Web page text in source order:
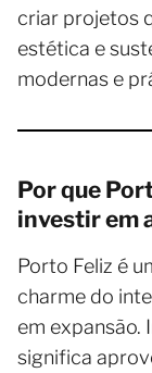
criar projetos
estética e
modernas e
Por que
investir em
Porto Feliz é
charme do
em expansão.
significa